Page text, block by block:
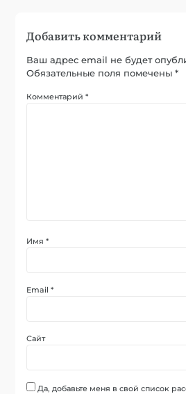
Добавить комментарий
Ваш адрес email не будет
Обязательные поля помечены*
Комментарий*
Имя*
Email*
Сайт
Да, добавьте меня в свой список